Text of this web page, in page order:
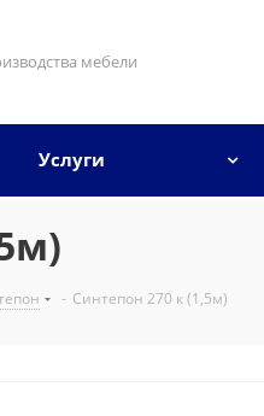
мебели
Услуги
- Синтепон 270 к (1,5м)